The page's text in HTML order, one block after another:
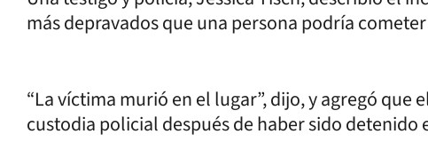
más depravados que una persona podría
“La víctima murió en el lugar”, dijo, y agregó que
custodia policial después de haber sido